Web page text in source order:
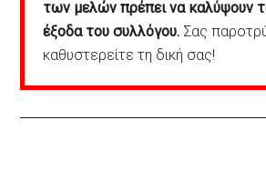
των μελών πρέπει να καλύψουν
έξοδα του συλλόγου. Σας
καθυστερείτε τη δική σας!